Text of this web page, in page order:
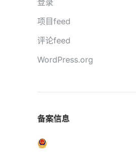
登录
项目feed
评论feed
WordPress.org
备案信息